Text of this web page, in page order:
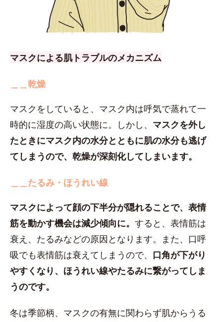
マスクによる肌トラブルのメカニズム
＿＿乾燥
マスクをしていると、マスク内は呼気で蒸れて一
時的に湿度の高い状態に。しかし、 マスクを外し
たときにマスク内の水分とともに肌の水分も逃げ
てしまうので、乾燥が深刻化してしまいます。
＿＿たるみ・ほうれい線
マスクによって顔の下半分が隠れることで、表情
筋を動かす機会は減少傾向に。 すると、表情筋は
衰え、たるみなどの原因となります。また、口呼
吸でも表情筋は衰えてしまうので、 口角が下がり
やすくなり、ほうれい線やたるみに繋がってしま
うのです。
冬は季節柄、マスクの有無に関わらず肌からうる